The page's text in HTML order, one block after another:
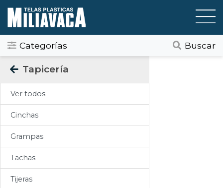
Categorías Buscar
Categorias
Todos
Gráfica / Comunicación Visual
Tapicería
Tapicería
Ver todos
Cinchas
Grampas
Tachas
Tijeras
Telas Plásticas
Felpudos